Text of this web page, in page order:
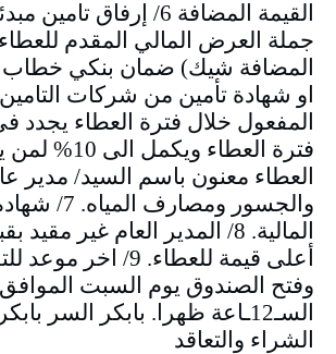
جملة العرض المالي المقدم
المضافة شيك) ضمان بنكي
او شهادة تأمين من شركات
المفعول خلال فترة العطاء يجدد
فترة العطاء
العطاء معنون باسم السيد/ مدير
والجسور ومصارف
المالية. 8/ المدير العام غير
أعلى قيمة للعطاء. 9/
السـ12ـاعة ظهرا. بابكر السر
الشراء والتعاقد